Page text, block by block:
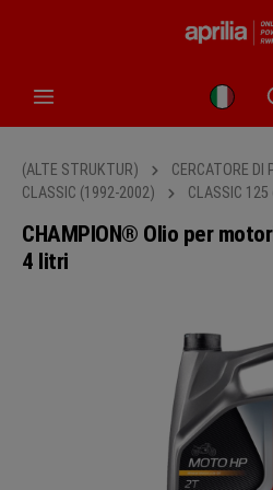
(ALTE STRUKTUR)
CERCATORE DI
CLASSIC (1992-2002)
CLASSIC
CHAMPION® Olio per
4 litri